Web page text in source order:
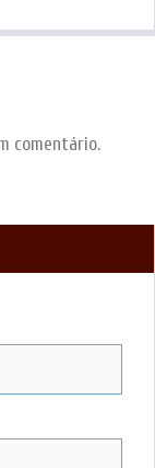
comentário.